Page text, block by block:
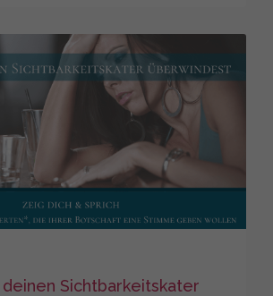
Sichtbarkeitskater